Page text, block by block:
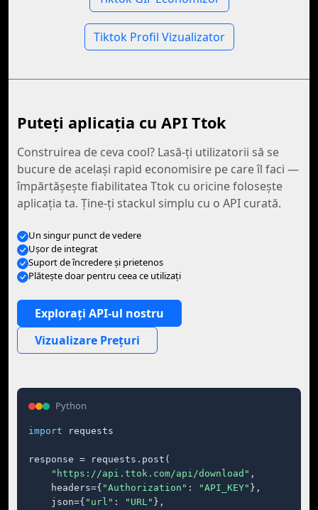
Tiktok Profil Vizualizator
Puteți aplicația cu API Ttok
Construirea de ceva cool? Lasă-ţi utilizatorii să se
bucure de acelaşi rapid economisire pe care îl faci —
împărtăşeşte fiabilitatea Ttok cu oricine foloseşte
aplicaţia ta. Ţine-ţi stackul simplu cu o API curată.
Un singur punct de vedere
Ușor de integrat
Suport de încredere și prietenos
Plăteşte doar pentru ceea ce utilizaţi
Explorați API-ul nostru
Vizualizare Prețuri
Python
import requests
response = requests.post(
"https://api.ttok.com/api/download" ,
    headers={
"Authorization" : "API_KEY" },
    json={
"url" : "URL" },